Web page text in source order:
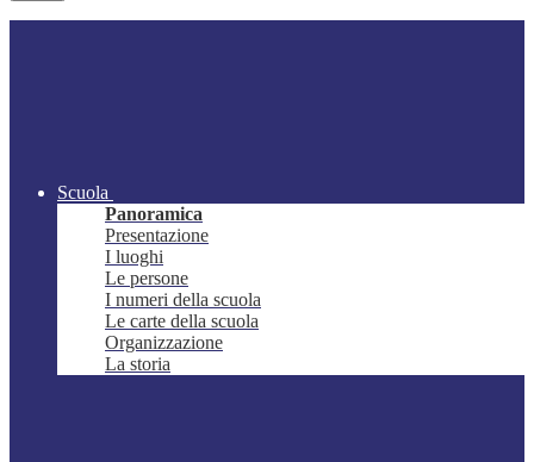
Scuola
Panoramica
Presentazione
I luoghi
Le persone
I numeri della scuola
Le carte della scuola
Organizzazione
La storia